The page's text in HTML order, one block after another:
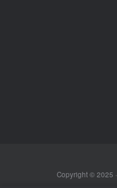
Copyright © 2025 ·